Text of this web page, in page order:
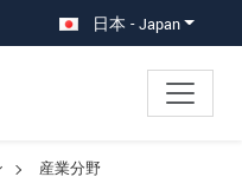
日本 - Japan
産業分野